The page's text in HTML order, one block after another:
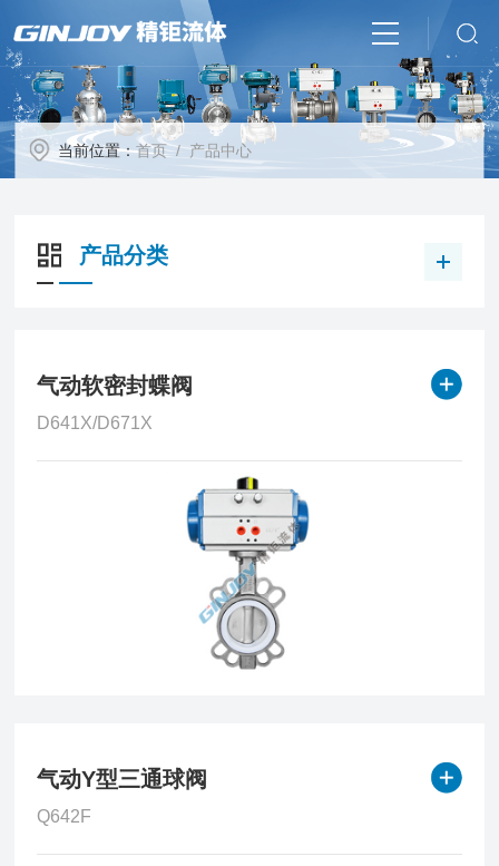
当前位置：首页/ 产品中心
产品分类
气动软密封蝶阀
D641X/D671X
气动Y型三通球阀
Q642F